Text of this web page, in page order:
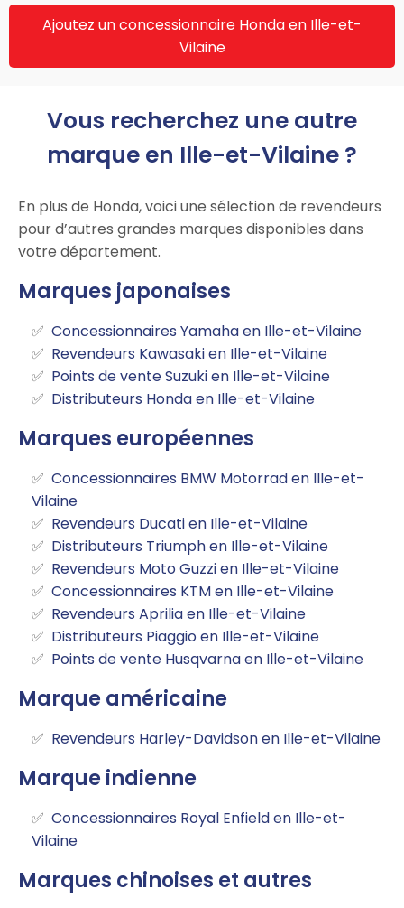
Ajoutez un concessionnaire Honda en Ille-et-
Vilaine
Vous recherchez une autre
marque en Ille-et-Vilaine ?
En plus de Honda, voici une sélection de revendeurs
pour d’autres grandes marques disponibles dans
votre département.
Marques japonaises
Concessionnaires Yamaha en Ille-et-Vilaine
Revendeurs Kawasaki en Ille-et-Vilaine
Points de vente Suzuki en Ille-et-Vilaine
Distributeurs Honda en Ille-et-Vilaine
Marques européennes
Concessionnaires BMW Motorrad en Ille-et-
Vilaine
Revendeurs Ducati en Ille-et-Vilaine
Distributeurs Triumph en Ille-et-Vilaine
Revendeurs Moto Guzzi en Ille-et-Vilaine
Concessionnaires KTM en Ille-et-Vilaine
Revendeurs Aprilia en Ille-et-Vilaine
Distributeurs Piaggio en Ille-et-Vilaine
Points de vente Husqvarna en Ille-et-Vilaine
Marque américaine
Revendeurs Harley-Davidson en Ille-et-Vilaine
Marque indienne
Concessionnaires Royal Enfield en Ille-et-
Vilaine
Marques chinoises et autres